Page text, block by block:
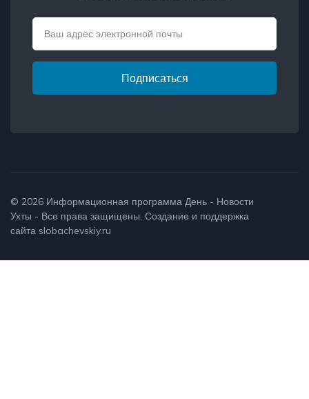
Подписаться
© 2026 Информационная программа День - Новости
Ухты - Все права защищены. Создание и поддержка
сайта slobachevskiy.ru